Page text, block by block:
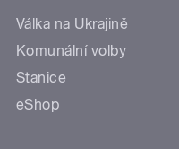
Válka na Ukrajině
Komunální volby
Stanice
eShop